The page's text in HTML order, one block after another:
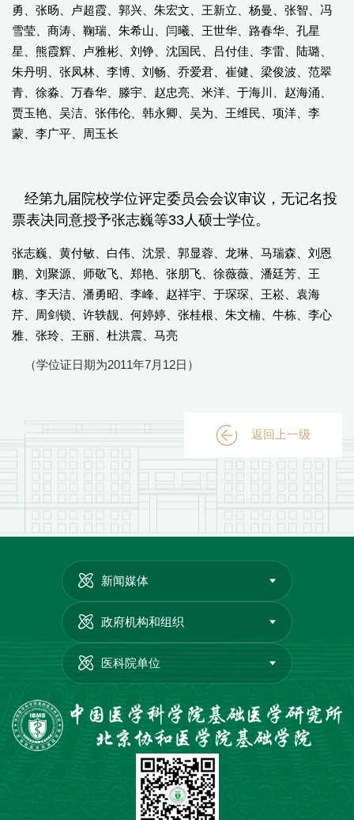
勇、张旸、卢超霞、郭兴、朱宏文、王新立、杨曼、张智、冯
雪莹、商涛、鞠瑞、朱希山、闫曦、王世华、路春华、孔星
星、熊霞辉、卢雅彬、刘铮、沈国民、吕付佳、李雷、陆璐、
朱丹明、张凤林、李博、刘畅、乔爱君、崔健、梁俊波、范翠
青、徐淼、万春华、滕宇、赵忠亮、米洋、于海川、赵海涌、
贾玉艳、吴洁、张伟伦、韩永卿、吴为、王维民、项洋、李
蒙、李广平、周玉长
经第九届院校学位评定委员会会议审议，无记名投
票表决同意授予张志巍等33人硕士学位。
张志巍、黄付敏、白伟、沈景、郭显蓉、龙琳、马瑞森、刘恩
鹏、刘聚源、师敬飞、郑艳、张朋飞、徐薇薇、潘廷芳、王
椋、李天洁、潘勇昭、李峰、赵祥宇、于琛琛、王崧、袁海
芹、周剑锁、许轶靓、何婷婷、张桂根、朱文楠、牛栋、李心
雅、张玲、王丽、杜洪震、马亮
（学位证日期为2011年7月12日）
返回上一级
新闻媒体
政府机构和组织
医科院单位